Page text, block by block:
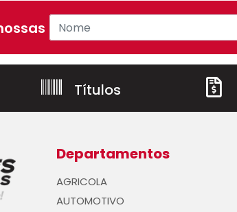
ofertas!
Títulos
Departamentos
AGRICOLA
AUTOMOTIVO